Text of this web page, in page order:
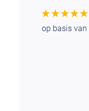
★★★★★
★★★★★
op basis van